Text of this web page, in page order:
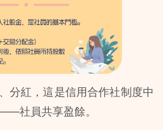
分紅，這是信用合作社制度中
社員共享盈餘。